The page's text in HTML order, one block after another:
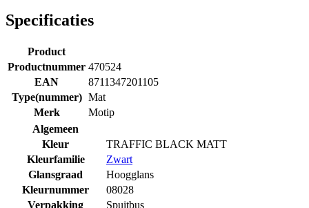
Specificaties
Product
Productnummer 470524
EAN
8711347201105
Type(nummer) Mat
Merk
Motip
Algemeen
Kleur
TRAFFIC BLACK MATT
Kleurfamilie
Zwart
Glansgraad
Hoogglans
Kleurnummer
08028
Verpakking
Spuitbus